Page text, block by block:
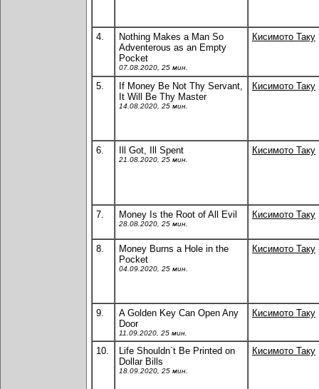
4.
Nothing Makes a Man So
Adventerous as an Empty
Pocket
07.08.2020, 25 мин.
Кисимото Таку
5.
If Money Be Not Thy Servant,
It Will Be Thy Master
14.08.2020, 25 мин.
Кисимото Таку
6. Ill Got, Ill Spent
21.08.2020, 25 мин.
Кисимото Таку
7. Money Is the Root of All Evil
28.08.2020, 25 мин.
Кисимото Таку
8.
Money Burns a Hole in the
Pocket
04.09.2020, 25 мин.
Кисимото Таку
9.
A Golden Key Can Open Any
Door
11.09.2020, 25 мин.
Кисимото Таку
10.
Life Shouldn`t Be Printed on
Dollar Bills
18.09.2020, 25 мин.
Кисимото Таку